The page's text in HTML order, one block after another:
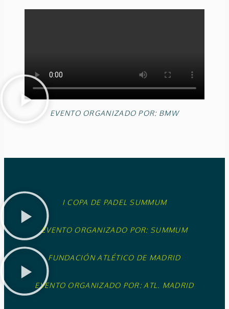
EVENTO ORGANIZADO POR: BMW
I COPA DE PADEL SUMMUM
EVENTO ORGANIZADO POR: SUMMUM
FUNDACIÓN ATLÉTICO DE MADRID
EVENTO ORGANIZADO POR: ATL. MADRID